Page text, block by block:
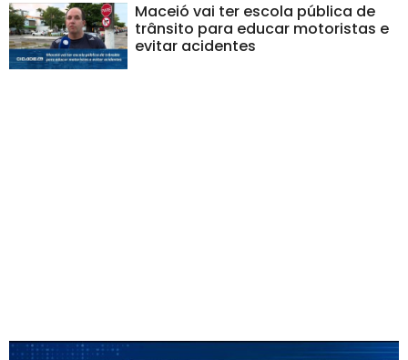
Maceió vai ter escola pública de
trânsito para educar motoristas e
evitar acidentes